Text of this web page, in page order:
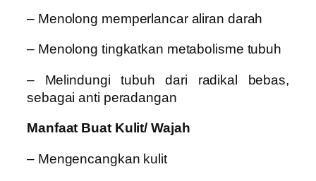
– Menolong memperlancar aliran darah
– Menolong tingkatkan metabolisme tubuh
– Melindungi tubuh dari radikal bebas,
sebagai anti peradangan
Manfaat Buat Kulit/ Wajah
– Mengencangkan kulit